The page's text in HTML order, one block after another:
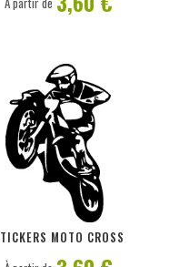
MOTO CROSS
PERSONNALISER